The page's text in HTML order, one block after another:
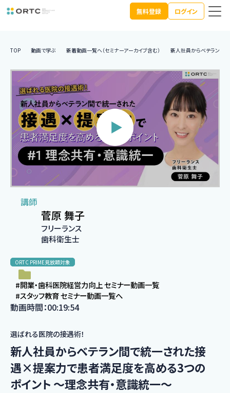
無料登録 ログイン
TOP 動画で学ぶ 新着動画一覧へ（セミナーアーカイブ含む） 新人社員からベテラン間
選ばれる医院の接遇術！
新人社員からベテラン間で統一された接
遇×提案力で患者満足度を高める3つの
ポイント 〜理念共有・意識統一〜
講師
菅原 舞子
フリーランス
歯科衛生士
ORTC PRIME見放題対象
#開業・歯科医院経営力向上 セミナー動画一覧
#スタッフ教育 セミナー動画一覧へ
動画時間：00:19:54